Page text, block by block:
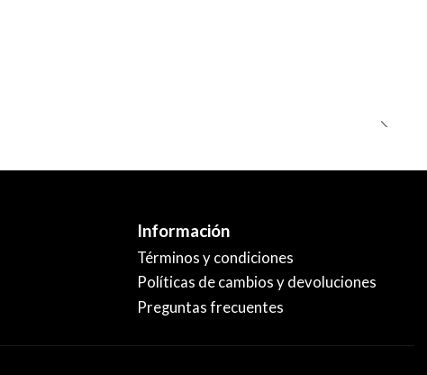
Información
Términos y condiciones
Políticas de cambios y devoluciones
Preguntas frecuentes